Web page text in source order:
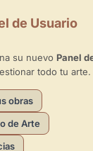
Leaflet
de Usuario
su nuevo Panel
todo tu arte.
obras
de Arte